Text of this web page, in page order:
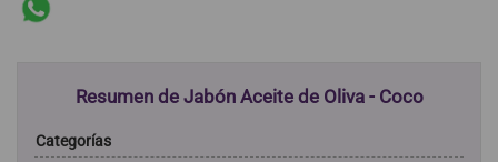
Resumen de Jabón Aceite de Oliva - Coco
Categorías